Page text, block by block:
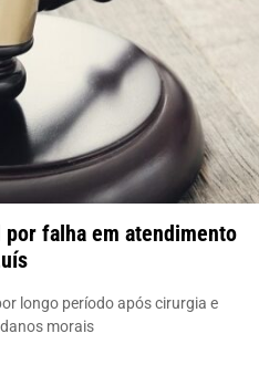
falha em atendimento
longo período após cirurgia e
morais